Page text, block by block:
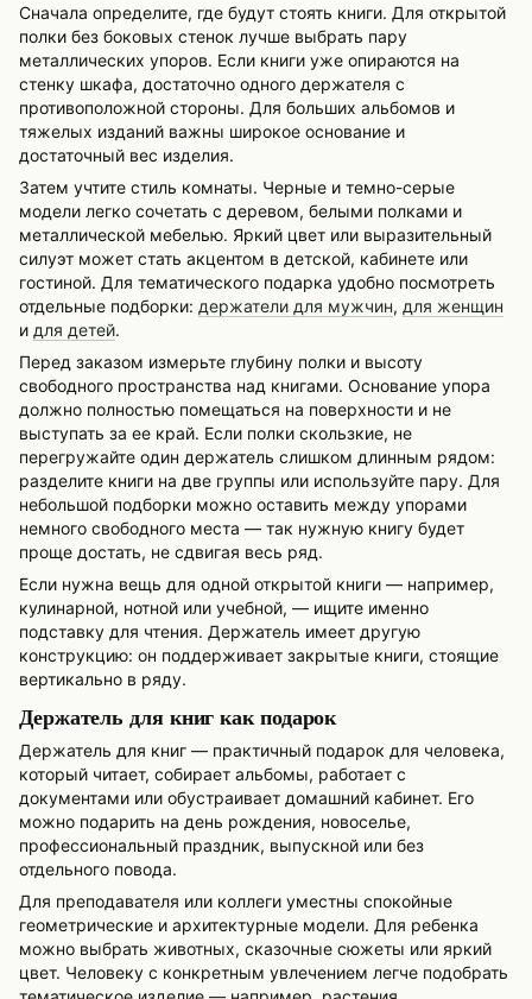
Сначала определите, где будут стоять книги. Для открытой
полки без боковых стенок лучше выбрать пару
металлических упоров. Если книги уже опираются на
стенку шкафа, достаточно одного держателя с
противоположной стороны. Для больших альбомов и
тяжелых изданий важны широкое основание и
достаточный вес изделия.
Затем учтите стиль комнаты. Черные и темно-серые
модели легко сочетать с деревом, белыми полками и
металлической мебелью. Яркий цвет или выразительный
силуэт может стать акцентом в детской, кабинете или
гостиной. Для тематического подарка удобно посмотреть
отдельные подборки: держатели для мужчин, для женщин
и для детей.
Перед заказом измерьте глубину полки и высоту
свободного пространства над книгами. Основание упора
должно полностью помещаться на поверхности и не
выступать за ее край. Если полки скользкие, не
перегружайте один держатель слишком длинным рядом:
разделите книги на две группы или используйте пару. Для
небольшой подборки можно оставить между упорами
немного свободного места — так нужную книгу будет
проще достать, не сдвигая весь ряд.
Если нужна вещь для одной открытой книги — например,
кулинарной, нотной или учебной, — ищите именно
подставку для чтения. Держатель имеет другую
конструкцию: он поддерживает закрытые книги, стоящие
вертикально в ряду.
Держатель для книг как подарок
Держатель для книг — практичный подарок для человека,
который читает, собирает альбомы, работает с
документами или обустраивает домашний кабинет. Его
можно подарить на день рождения, новоселье,
профессиональный праздник, выпускной или без
отдельного повода.
Для преподавателя или коллеги уместны спокойные
геометрические и архитектурные модели. Для ребенка
можно выбрать животных, сказочные сюжеты или яркий
цвет. Человеку с конкретным увлечением легче подобрать